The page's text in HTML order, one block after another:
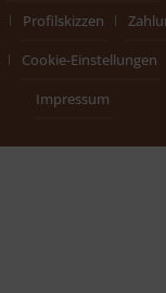
Profilskizzen
Cookie-Einstellungen
Impressum